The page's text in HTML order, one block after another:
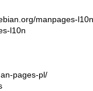
manpages-
l10n
pages-pl/